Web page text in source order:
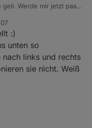
Werde mir jetzt paar
:D
:)
unten so
links und rechts
sie nicht. Weiß